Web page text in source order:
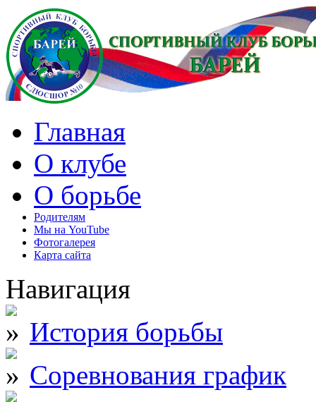
Главная
О клубе
О борьбе
Родителям
Мы на YouTube
Фотогалерея
Карта сайта
Навигация
История борьбы
Соревнования график